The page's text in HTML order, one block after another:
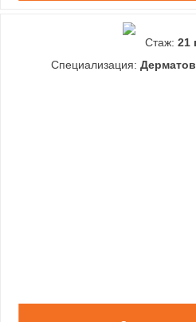
Стаж: 21
Специализация: